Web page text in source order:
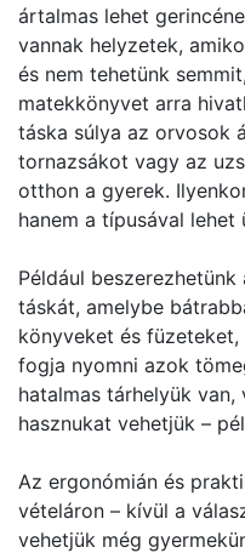
ártalmas lehet
vannak helyzetek,
és nem tehetünk
matekkönyvet arra
táska súlya az orvosok
tornazsákot vagy az
otthon a gyerek.
hanem a típusával lehet
Például
táskát, amelybe
könyveket és
fogja nyomni azok
hatalmas tárhelyük
hasznukat vehetjük –
Az ergonómián és
vételáron – kívül a
vehetjük még